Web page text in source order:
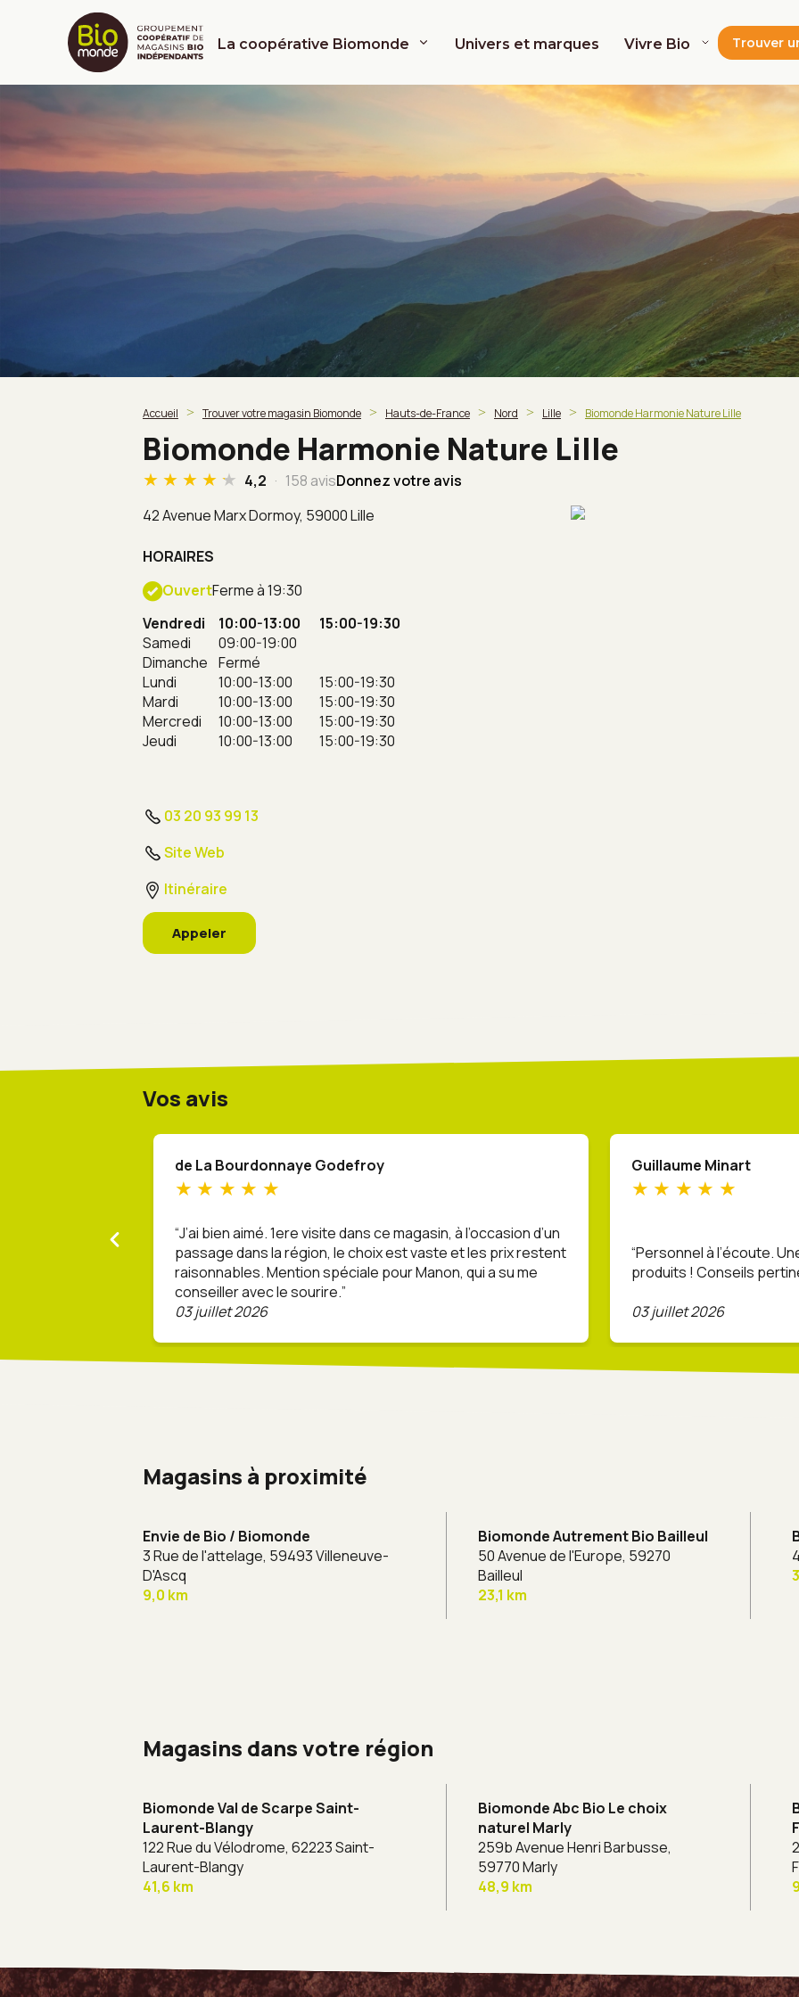
La coopérative Biomonde Univers et marques Vivre Bio Trouver
Accueil Trouver votre magasin Biomonde Hauts-de-France Nord Lille Biomonde Harmonie Nature Lille
Biomonde Harmonie Nature Lille
4,2 158 avisDonnez votre avis
42 Avenue Marx Dormoy, 59000 Lille
HORAIRES
OuvertFerme à 19:30
Vendredi
10:00-13:00
15:00-19:30
Samedi
09:00-19:00
Dimanche Fermé
Lundi
10:00-13:00
15:00-19:30
Mardi
10:00-13:00
15:00-19:30
Mercredi
10:00-13:00
15:00-19:30
Jeudi
10:00-13:00 15:00-19:30
03 20 93 99 13
Site Web
Itinéraire
Appeler
Vos avis
de La Bourdonnaye Godefroy
J’ai bien aimé. 1ere visite dans ce magasin, à l’occasion d’un
passage dans la région, le choix est vaste et les prix restent
raisonnables. Mention spéciale pour Manon, qui a su me
conseiller avec le sourire.
03 juillet 2026
Guillaume Minart
Personnel à l’écoute.
produits ! Conseils
03 juillet 2026
Magasins à proximité
Envie de Bio / Biomonde
3 Rue de l'attelage, 59493 Villeneuve-
D'Ascq
9,0 km
Biomonde Autrement Bio Bailleul
50 Avenue de l'Europe, 59270
Bailleul
23,1 km
Magasins dans votre région
Biomonde Val de Scarpe Saint-
Laurent-Blangy
122 Rue du Vélodrome, 62223 Saint-
Laurent-Blangy
41,6 km
Biomonde Abc Bio Le choix
naturel Marly
259b Avenue Henri Barbusse,
59770 Marly
48,9 km